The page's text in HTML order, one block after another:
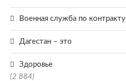
Военная служба по контракту
Дагестан – это
Здоровье
(2 884)